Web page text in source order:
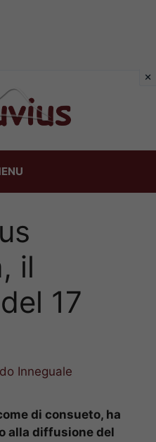
il
17
Inneguale
di consueto, ha
alla diffusione del